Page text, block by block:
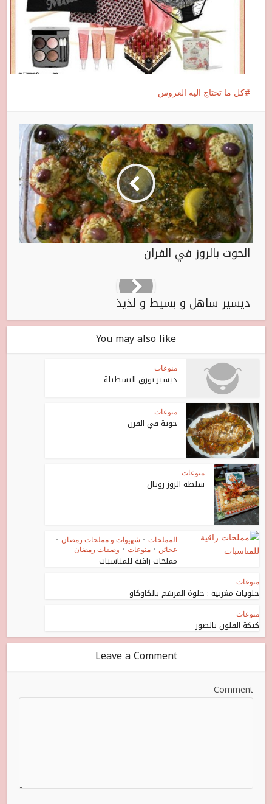
كل ما تحتاج اليه العروس
الحوت بالروز في الفران
ديسير ساهل و بسيط و لذيذ
You may also like
منوعات
ديسير بورق البسطيلة
منوعات
حوتة في الفرن
منوعات
سلطة الروز رويال
المملحات • شهيوات و مملحات رمضان •
عجائن • منوعات • وصفات رمضان
مملحات راقية للمناسبات
منوعات
حلويات مغربية : حلوة المرشم بالكاوكاو
منوعات
كيكة الفلون بالصور
Leave a Comment
Comment